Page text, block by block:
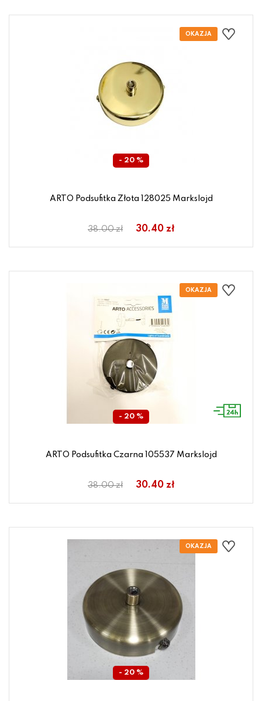
- 20 %
ARTO Podsufitka Złota 128025 Markslojd
38.00 zł 30.40 zł
- 20 %
ARTO Podsufitka Czarna 105537 Markslojd
38.00 zł 30.40 zł
- 20 %